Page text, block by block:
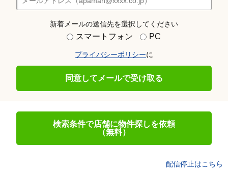
新着メールの送信先を選択してください
スマートフォン PC
プライバシーポリシーに
同意してメールで受け取る
検索条件で店舗に物件探しを依頼
（無料）
配信停止はこちら